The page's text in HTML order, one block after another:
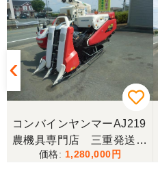
コンバインヤンマーAJ219
農機具専門店 三重発送整
備済み
1,280,000